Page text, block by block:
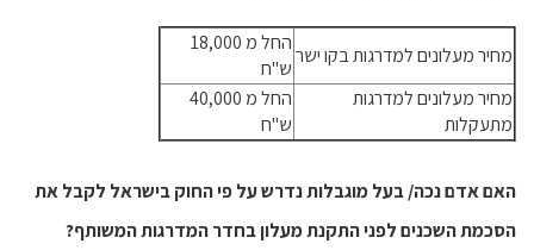
מחיר מעלונים למדרגות בקו ישר
החל מ 18,000
ש"ח
מחיר מעלונים למדרגות
מתעקלות
החל מ 40,000
ש"ח
האם אדם נכה/ בעל מוגבלות נדרש על פי החוק בישראל לקבל את
הסכמת השכנים לפני התקנת מעלון בחדר המדרגות המשותף?